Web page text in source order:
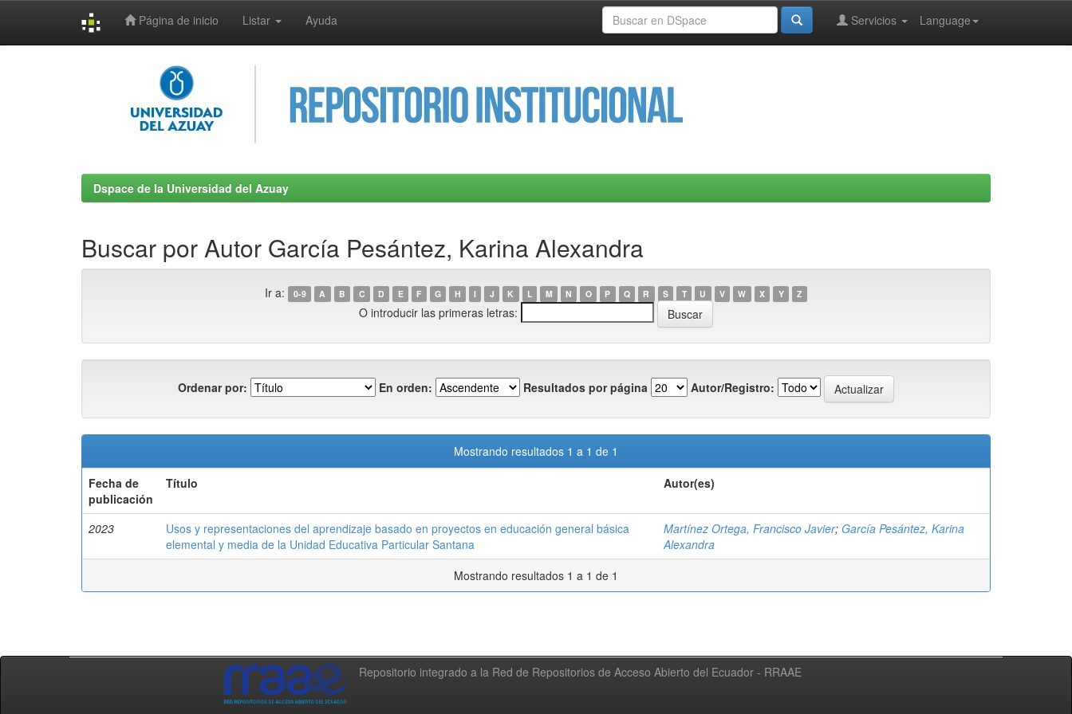
Página de inicio Listar Ayuda Language
Servicios
Dspace de la Universidad del Azuay
Buscar por Autor García Pesántez, Karina Alexandra
Ir a: 0-9 A B C D E F G H I J K L M N O P Q R S T U V W X Y Z
O introducir las primeras letras:
Ordenar por: En orden: Resultados por página Autor/Registro:
Mostrando resultados 1 a 1 de 1
Fecha de
publicación
Título Autor(es)
2023
Usos y representaciones del aprendizaje basado en proyectos en educación general básica
elemental y media de la Unidad Educativa Particular Santana
Martínez Ortega, Francisco Javier; García Pesántez, Karina
Alexandra
Mostrando resultados 1 a 1 de 1
Repositorio integrado a la Red de Repositorios de Acceso Abierto del Ecuador - RRAAE